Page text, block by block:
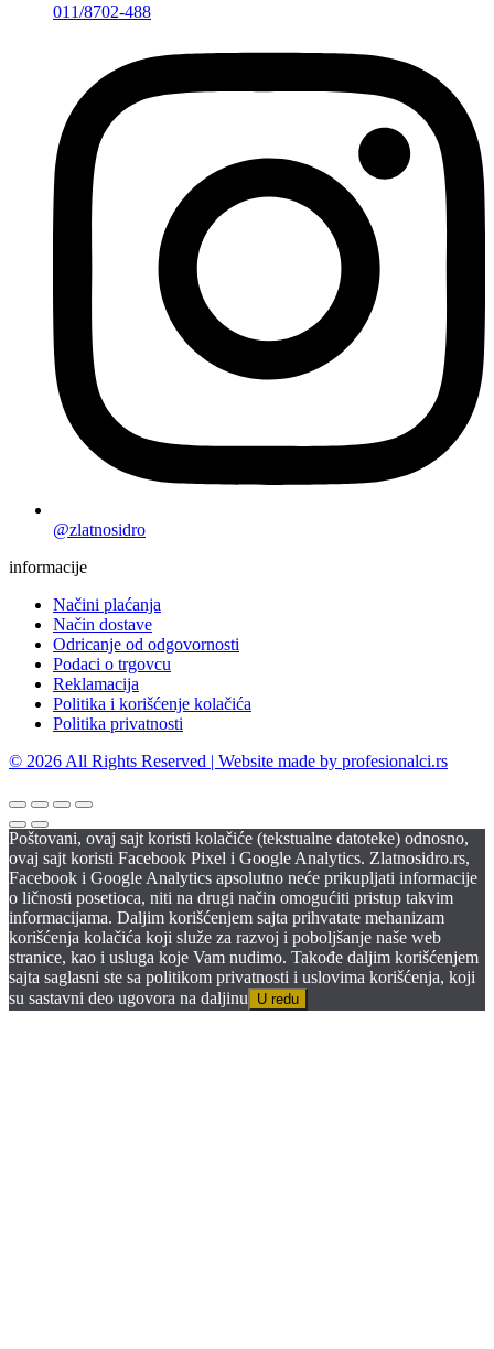
011/8702-488
@zlatnosidro
informacije
Načini plaćanja
Način dostave
Odricanje od odgovornosti
Podaci o trgovcu
Reklamacija
Politika i korišćenje kolačića
Politika privatnosti
© 2026 All Rights Reserved | Website made by profesionalci.rs
Poštovani, ovaj sajt koristi kolačiće (tekstualne datoteke) odnosno,
ovaj sajt koristi Facebook Pixel i Google Analytics. Zlatnosidro.rs,
Facebook i Google Analytics apsolutno neće prikupljati informacije
o ličnosti posetioca, niti na drugi način omogućiti pristup takvim
informacijama. Daljim korišćenjem sajta prihvatate mehanizam
korišćenja kolačića koji služe za razvoj i poboljšanje naše web
stranice, kao i usluga koje Vam nudimo. Takođe daljim korišćenjem
sajta saglasni ste sa politikom privatnosti i uslovima korišćenja, koji
su sastavni deo ugovora na daljinu
U redu